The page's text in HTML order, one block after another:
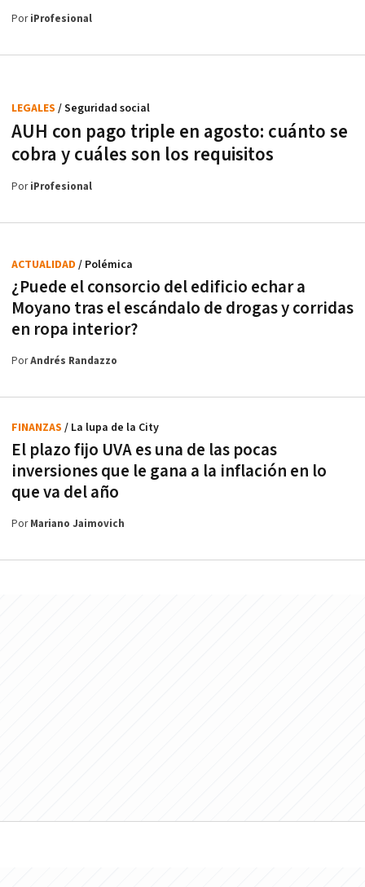
PoriProfesional
AUH con pago triple en agosto: cuánto se
cobra y cuáles son los requisitos
LEGALES / Seguridad social
PoriProfesional
¿Puede el consorcio del edificio echar a
Moyano tras el escándalo de drogas y corridas
en ropa interior?
ACTUALIDAD / Polémica
PorAndrés Randazzo
El plazo fijo UVA es una de las pocas
inversiones que le gana a la inflación en lo
que va del año
FINANZAS / La lupa de la City
PorMariano Jaimovich